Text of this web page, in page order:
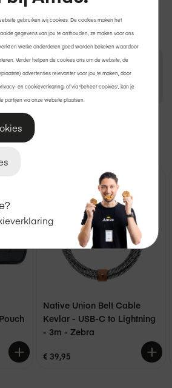
Ook dat kan.
winkelvoorraad
gebruiken wij cookies. De cookies maken het
gegevens van jou te onthouden, ze maken voor ons
en welke onderdelen goed worden bekeken waardoor
Verder helpen de cookies ons om de website, de
advertenties relevanter voor jou te maken, door
en cookieverklaring, of via 'beheer cookies', kan je
partijen via onze website plaatsen.